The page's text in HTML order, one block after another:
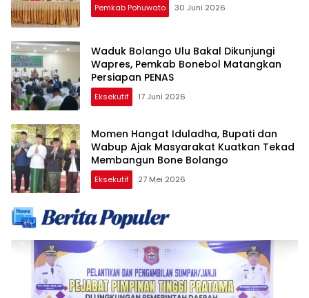
Pemkab Pohuwato 30 Juni 2026
Waduk Bolango Ulu Bakal Dikunjungi
Wapres, Pemkab Bonebol Matangkan
Persiapan PENAS
Eksekutif 17 Juni 2026
Momen Hangat Iduladha, Bupati dan
Wabup Ajak Masyarakat Kuatkan Tekad
Membangun Bone Bolango
Eksekutif 27 Mei 2026